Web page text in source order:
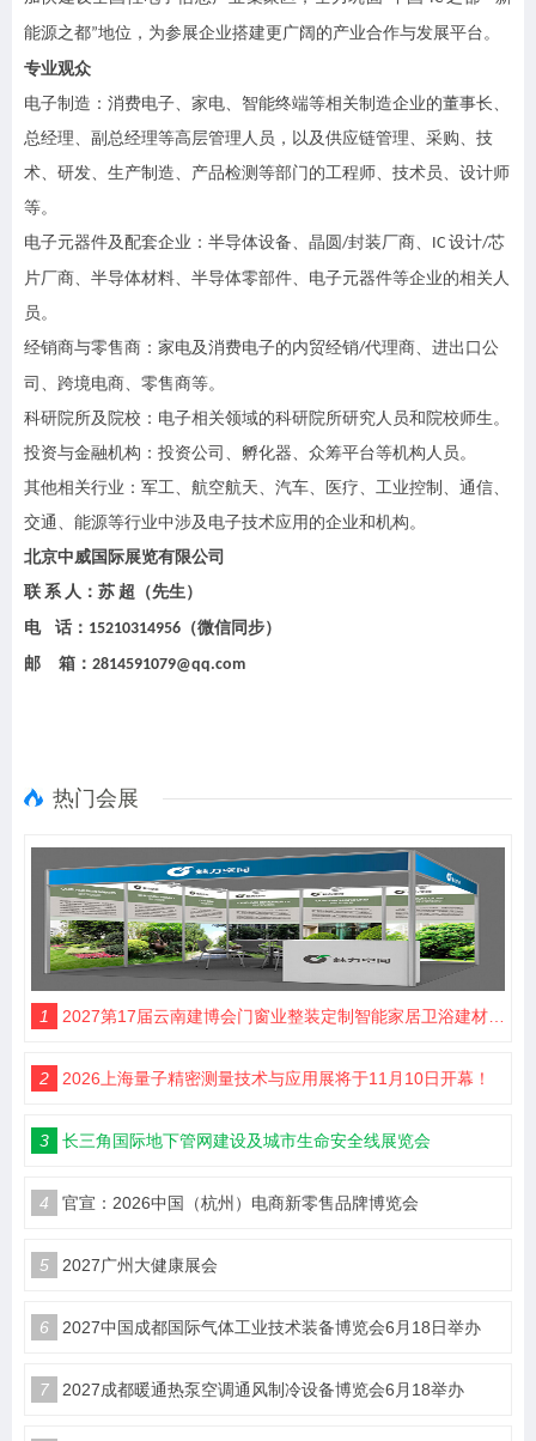
能源之都”地位，为参展企业搭建更广阔的产业合作与发展平台。
专业观众
电子制造：消费电子、家电、智能终端等相关制造企业的董事长、
总经理、副总经理等高层管理人员，以及供应链管理、采购、技
术、研发、生产制造、产品检测等部门的工程师、技术员、设计师
等。
电子元器件及配套企业：半导体设备、晶圆 /封装厂商、 IC 设计/芯
片厂商、半导体材料、半导体零部件、电子元器件等企业的相关人
员。
经销商与零售商：家电及消费电子的内贸经销/代理商、进出口公
司、跨境电商、零售商等。
科研院所及院校：电子相关领域的科研院所研究人员和院校师生。
投资与金融机构：投资公司、孵化器、众筹平台等机构人员。
其他相关行业：军工、航空航天、汽车、医疗、工业控制、通信、
交通、能源等行业中涉及电子技术应用的企业和机构。
北京中威国际展览有限公司
联 系 人：苏 超（先生）
电
话： 15210314956 （微信同步）
邮
箱： 2814591079@qq.com
热门会展
1 2027第17届云南建博会门窗业整装定制智能家居卫浴建材展会
2 2026上海量子精密测量技术与应用展将于11月10日开幕！
3 长三角国际地下管网建设及城市生命安全线展览会
4 官宣：2026中国（杭州）电商新零售品牌博览会
5 2027广州大健康展会
6 2027中国成都国际气体工业技术装备博览会6月18日举办
7 2027成都暖通热泵空调通风制冷设备博览会6月18举办